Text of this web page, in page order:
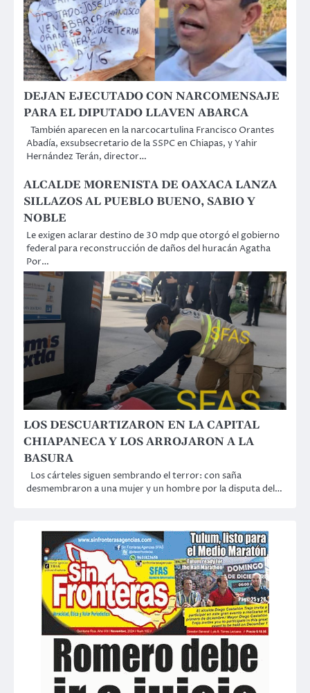
DEJAN EJECUTADO CON NARCOMENSAJE
PARA EL DIPUTADO LLAVEN ABARCA
También aparecen en la narcocartulina Francisco Orantes
Abadía, exsubsecretario de la SSPC en Chiapas, y Yahir
Hernández Terán, director…
ALCALDE MORENISTA DE OAXACA LANZA
SILLAZOS AL PUEBLO BUENO, SABIO Y
NOBLE
Le exigen aclarar destino de 30 mdp que otorgó el gobierno
federal para reconstrucción de daños del huracán Agatha
Por…
LOS DESCUARTIZARON EN LA CAPITAL
CHIAPANECA Y LOS ARROJARON A LA
BASURA
Los cárteles siguen sembrando el terror: con saña
desmembraron a una mujer y un hombre por la disputa del…